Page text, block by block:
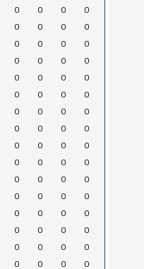
0 0 0
0
0 0 0
0
0 0 0
0
0 0 0
0
0 0 0
0
0 0 0
0
0 0 0
0
0 0 0
0
0 0 0
0
0 0 0
0
0 0 0
0
0 0 0
0
0 0 0
0
0 0 0
0
0 0 0
0
0 0 0 0